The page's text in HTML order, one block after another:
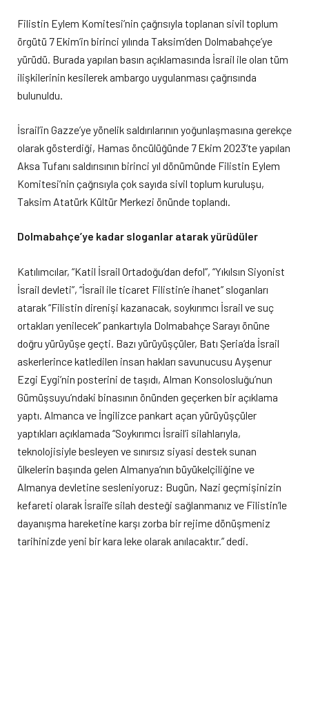
Filistin Eylem Komitesi’nin çağrısıyla toplanan sivil toplum
örgütü 7 Ekim’in birinci yılında Taksim’den Dolmabahçe’ye
yürüdü. Burada yapılan basın açıklamasında İsrail ile olan tüm
ilişkilerinin kesilerek ambargo uygulanması çağrısında
bulunuldu.
İsrail’in Gazze’ye yönelik saldırılarının yoğunlaşmasına gerekçe
olarak gösterdiği, Hamas öncülüğünde 7 Ekim 2023’te yapılan
Aksa Tufanı saldırısının birinci yıl dönümünde Filistin Eylem
Komitesi’nin çağrısıyla çok sayıda sivil toplum kuruluşu,
Taksim Atatürk Kültür Merkezi önünde toplandı.
Dolmabahçe’ye kadar sloganlar atarak yürüdüler
Katılımcılar, “Katil İsrail Ortadoğu’dan defol”, “Yıkılsın Siyonist
İsrail devleti”, “İsrail ile ticaret Filistin’e ihanet” sloganları
atarak “Filistin direnişi kazanacak, soykırımcı İsrail ve suç
ortakları yenilecek” pankartıyla Dolmabahçe Sarayı önüne
doğru yürüyüşe geçti. Bazı yürüyüşçüler, Batı Şeria’da İsrail
askerlerince katledilen insan hakları savunucusu Ayşenur
Ezgi Eygi’nin posterini de taşıdı, Alman Konsolosluğu’nun
Gümüşsuyu’ndaki binasının önünden geçerken bir açıklama
yaptı. Almanca ve İngilizce pankart açan yürüyüşçüler
yaptıkları açıklamada “Soykırımcı İsrail’i silahlarıyla,
teknolojisiyle besleyen ve sınırsız siyasi destek sunan
ülkelerin başında gelen Almanya’nın büyükelçiliğine ve
Almanya devletine sesleniyoruz: Bugün, Nazi geçmişinizin
kefareti olarak İsrail’e silah desteği sağlanmanız ve Filistin’le
dayanışma hareketine karşı zorba bir rejime dönüşmeniz
tarihinizde yeni bir kara leke olarak anılacaktır.” dedi.